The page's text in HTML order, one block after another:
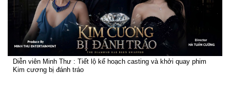
Diễn viên Minh Thư : Tiết lộ kế hoạch casting và khởi quay phim
Kim cương bị đánh tráo